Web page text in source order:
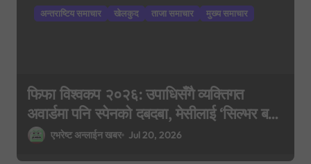
अन्तराष्टिय समाचार खेलकुद ताजा समाचार मुख्य समाचार
फिफा विश्वकप २०२६: उपाधिसँगै व्यक्तिगत
अवार्डमा पनि स्पेनको दबदबा, मेसीलाई ‘सिल्भर बल’
र एम्बाप्पेलाई ‘गोल्डेन बुट’
एभरेष्ट अन्लाईन खबर Jul 20, 2026